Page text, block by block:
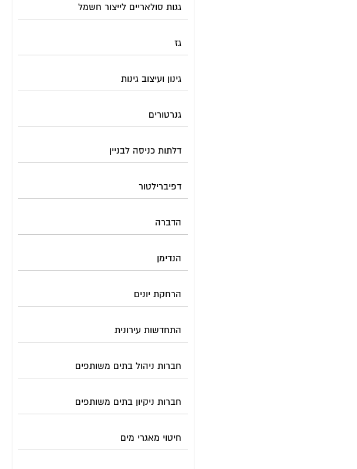
גגות סולאריים לייצור חשמל
גז
גינון ועיצוב גינות
גנרטורים
דלתות כניסה לבניין
דפיברילטור
הדברה
הנדימן
הרחקת יונים
התחדשות עירונית
חברות ניהול בתים משותפים
חברות ניקיון בתים משותפים
חיטוי מאגרי מים